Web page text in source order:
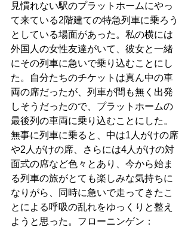
見慣れない駅のプラットホームにやっ
て来ている2階建ての特急列車に乗ろう
としている場面があった。私の横には
外国人の女性友達がいて、彼女と一緒
にその列車に急いで乗り込むことにし
た。自分たちのチケットは真ん中の車
両の席だったが、列車が間も無く出発
しそうだったので、プラットホームの
最後列の車両に乗り込むことにした。
無事に列車に乗ると、中は1人がけの席
や2人がけの席、さらには4人がけの対
面式の席など色々とあり、今から始ま
る列車の旅がとても楽しみな気持ちに
なりがら、同時に急いで走ってきたこ
とによる呼吸の乱れをゆっくりと整え
ようと思った。フローニンゲン：